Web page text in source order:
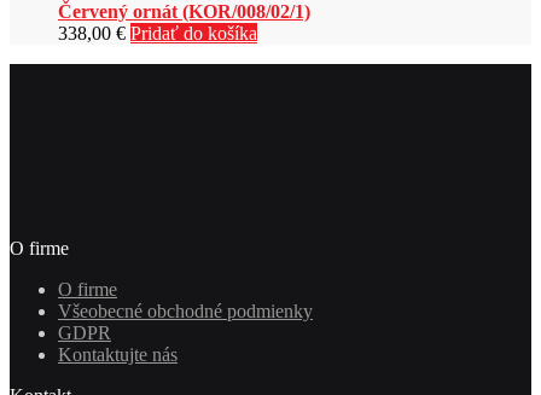
Červený ornát (KOR/008/02/1)
338,00 € Pridať do košíka
O firme
O firme
Všeobecné obchodné podmienky
GDPR
Kontaktujte nás